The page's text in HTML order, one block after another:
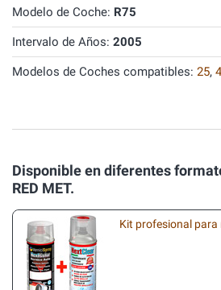
Modelo de Coche: R75
Intervalo de Años: 2005
Modelos de Coches compatibles: 25,
Disponible en diferentes
RED MET.
Kit profesional